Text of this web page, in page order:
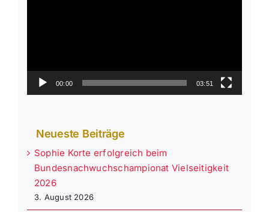
00:00 03:51
Neueste Beiträge
Sophie Korte erfolgreich beim
Bundesnachwuchschampionat Vielseitigkeit
2026
3. August 2026